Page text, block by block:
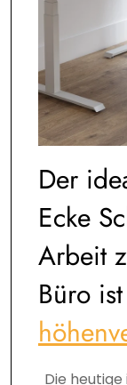
Der
Ecke
Arbeit
Büro
Die